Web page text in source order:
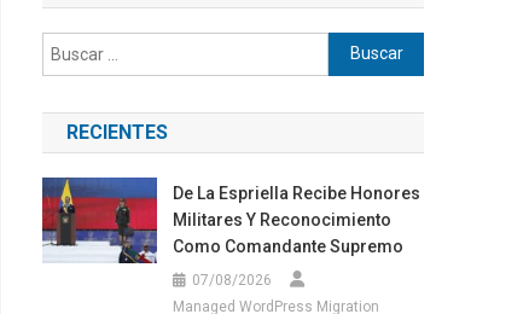
Buscar:
RECIENTES
De La Espriella Recibe Honores
Militares Y Reconocimiento
Como Comandante Supremo
07/08/2026
Managed WordPress Migration